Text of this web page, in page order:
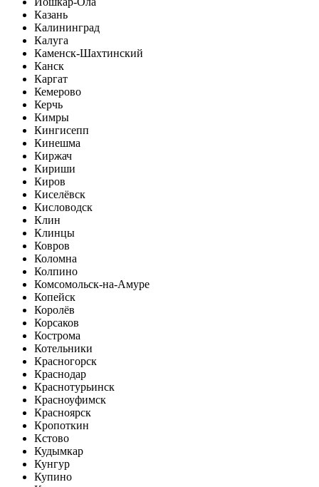
Казань
Калининград
Калуга
Каменск-Шахтинский
Канск
Каргат
Кемерово
Керчь
Кимры
Кингисепп
Кинешма
Киржач
Кириши
Киров
Киселёвск
Кисловодск
Клин
Клинцы
Ковров
Коломна
Колпино
Комсомольск-на-Амуре
Копейск
Королёв
Корсаков
Кострома
Котельники
Красногорск
Краснодар
Краснотурьинск
Красноуфимск
Красноярск
Кропоткин
Кстово
Кудымкар
Кунгур
Купино